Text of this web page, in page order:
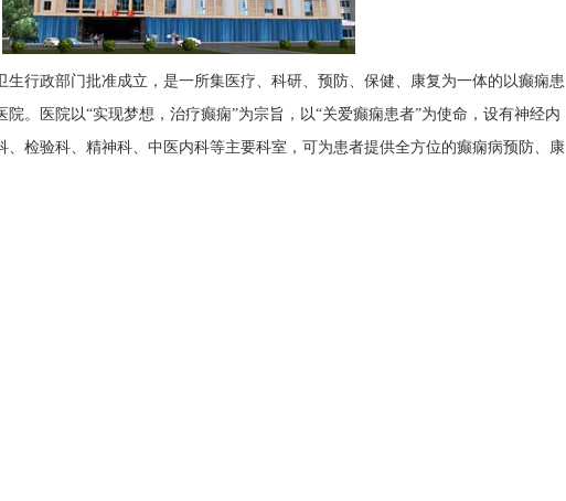
生行政部门批准成立，是一所集医疗、科研、预防、保健、康复为一体的以癫痫患
。医院以“实现梦想，治疗癫痫”为宗旨，以“关爱癫痫患者”为使命，设有神经内
、检验科、精神科、中医内科等主要科室，可为患者提供全方位的癫痫病预防、康